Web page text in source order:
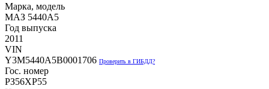
Марка, модель
МАЗ 5440A5
Год выпуска
2011
VIN
Y3M5440A5B0001706 Проверить в ГИБДД?
Гос. номер
РЗ56ХР55